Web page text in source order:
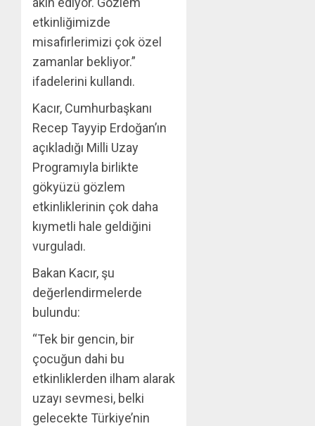
etkinliğimizde
misafirlerimizi çok özel
zamanlar bekliyor.”
ifadelerini kullandı.
Kacır, Cumhurbaşkanı
Recep Tayyip Erdoğan’ın
açıkladığı Milli Uzay
Programıyla birlikte
gökyüzü gözlem
etkinliklerinin çok daha
kıymetli hale geldiğini
vurguladı.
Bakan Kacır, şu
değerlendirmelerde
bulundu:
“Tek bir gencin, bir
çocuğun dahi bu
etkinliklerden ilham alarak
uzayı sevmesi, belki
gelecekte Türkiye’nin